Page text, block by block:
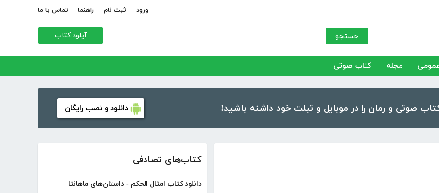
ورود ثبت نام راهنما تماس با ما
جستجو آپلود کتاب
عمومی مجله کتاب صوتی
دانلود و نصب رایگان
کتاب‌های تصادفی
دانلود کتاب امثال الحکم - داستان‌های ماهانتا